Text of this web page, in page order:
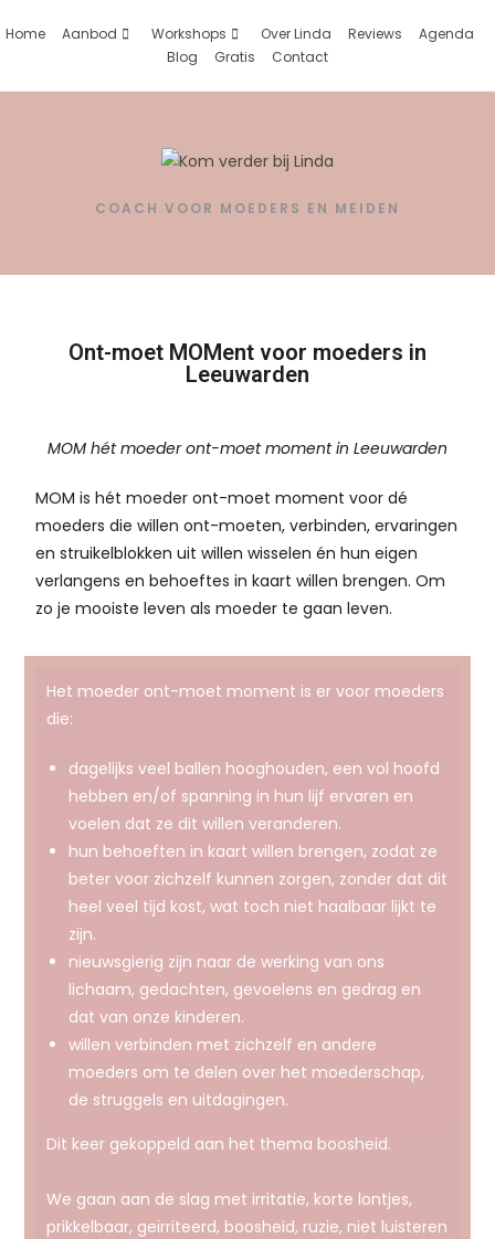
Home Aanbod Workshops Over Linda Reviews
Agenda
Blog
Gratis Contact
COACH VOOR MOEDERS EN MEIDEN
Ont-moet MOMent voor moeders in
Leeuwarden
MOM hét moeder ont-moet moment in Leeuwarden
MOM is hét moeder ont-moet moment voor dé
moeders die willen ont-moeten, verbinden, ervaringen
en struikelblokken uit willen wisselen én hun eigen
verlangens en behoeftes in kaart willen brengen. Om
zo je mooiste leven als moeder te gaan leven.
Het moeder ont-moet moment is er voor moeders
die:
dagelijks veel ballen hooghouden, een vol hoofd
hebben en/of spanning in hun lijf ervaren en
voelen dat ze dit willen veranderen.
hun behoeften in kaart willen brengen, zodat ze
beter voor zichzelf kunnen zorgen, zonder dat dit
heel veel tijd kost, wat toch niet haalbaar lijkt te
zijn.
nieuwsgierig zijn naar de werking van ons
lichaam, gedachten, gevoelens en gedrag en
dat van onze kinderen.
willen verbinden met zichzelf en andere
moeders om te delen over het moederschap,
de struggels en uitdagingen.
Dit keer gekoppeld aan het thema boosheid.
We gaan aan de slag met irritatie, korte lontjes,
prikkelbaar, geïrriteerd, boosheid, ruzie, niet luisteren